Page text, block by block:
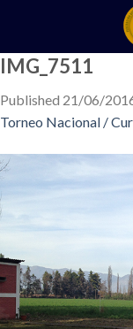
content
IMG_7511
Published 21/06/
Torneo Nacional /